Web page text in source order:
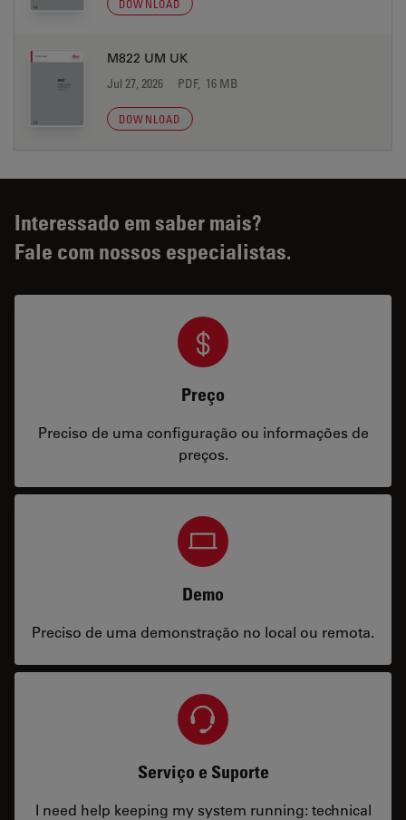
DOWNLOAD
M822 UM UK
Jul 27, 2026 PDF, 16 MB
DOWNLOAD
Interessado em saber mais?
Fale com nossos especialistas.
Preço
Preciso de uma configuração ou informações de
preços.
Demo
Preciso de uma demonstração no local ou remota.
Serviço e Suporte
I need help keeping my system running: technical